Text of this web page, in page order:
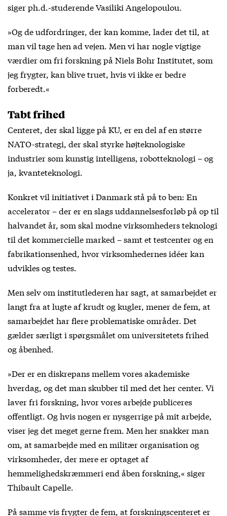
siger ph.d.-studerende Vasiliki Angelopoulou.
»Og de udfordringer, der kan komme, lader det til, at
man vil tage hen ad vejen. Men vi har nogle vigtige
værdier om fri forskning på Niels Bohr Institutet, som
jeg frygter, kan blive truet, hvis vi ikke er bedre
forberedt.«
Tabt frihed
Centeret, der skal ligge på KU, er en del af en større
NATO-strategi, der skal styrke højteknologiske
industrier som kunstig intelligens, robotteknologi – og
ja, kvanteteknologi.
Konkret vil initiativet i Danmark stå på to ben: En
accelerator – der er en slags uddannelsesforløb på op til
halvandet år, som skal modne virksomheders teknologi
til det kommercielle marked – samt et testcenter og en
fabrikationsenhed, hvor virksomhedernes idéer kan
udvikles og testes.
Men selv om institutlederen har sagt, at samarbejdet er
langt fra at lugte af krudt og kugler, mener de fem, at
samarbejdet har flere problematiske områder. Det
gælder særligt i spørgsmålet om universitetets frihed
og åbenhed.
»Der er en diskrepans mellem vores akademiske
hverdag, og det man skubber til med det her center. Vi
laver fri forskning, hvor vores arbejde publiceres
offentligt. Og hvis nogen er nysgerrige på mit arbejde,
viser jeg det meget gerne frem. Men her snakker man
om, at samarbejde med en militær organisation og
virksomheder, der mere er optaget af
hemmelighedskræmmeri end åben forskning,« siger
Thibault Capelle.
På samme vis frygter de fem, at forskningscenteret er